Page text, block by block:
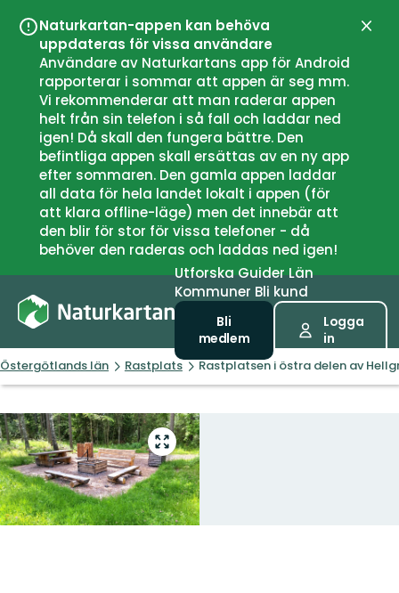
Naturkartan-appen kan behöva
uppdateras för vissa användare
Användare av Naturkartans app för Android
rapporterar i sommar att appen är seg mm.
Vi rekommenderar att man raderar appen
helt från sin telefon i så fall och laddar ned
igen! Då skall den fungera bättre. Den
befintliga appen skall ersättas av en ny app
efter sommaren. Den gamla appen laddar
all data för hela landet lokalt i appen (för
att klara offline-läge) men det innebär att
den blir för stor för vissa telefoner - då
behöver den raderas och laddas ned igen!
UtforskaGuiderLän
Kommuner Bli kund
Bli
medlem
Logga
in
Östergötlands län Rastplats Rastplatsen i östra delen av
Gå
till
helskärmsläge